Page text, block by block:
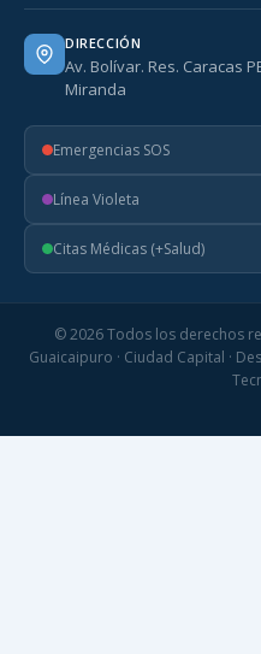
DIRECCIÓN
Av. Bolívar. Res. Caracas
Miranda
Emergencias SOS
Línea Violeta
Citas Médicas (+Salud)
© 2026 Todos los derechos
Guaicaipuro · Ciudad Capital ·